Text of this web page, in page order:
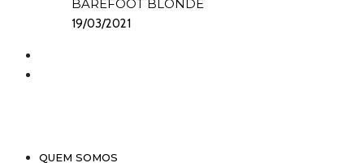
BAREFOOT BLONDE
19/03/2021
QUEM SOMOS